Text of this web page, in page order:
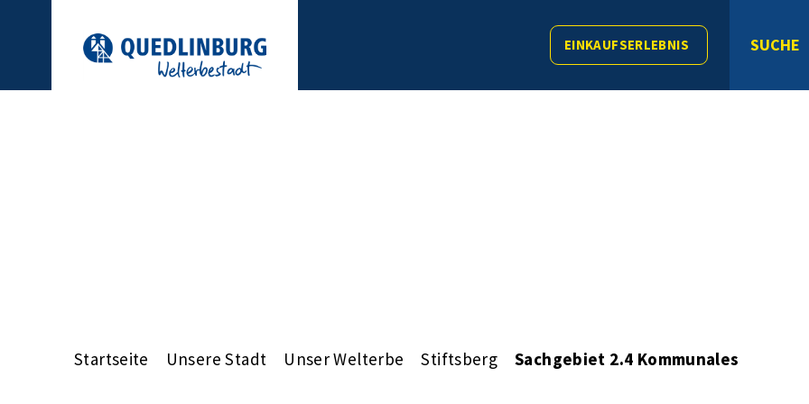
EINKAUFSERLEBNIS SUCHE
Startseite Unsere Stadt Unser Welterbe Stiftsberg Sachgebiet 2.4 Kommunales